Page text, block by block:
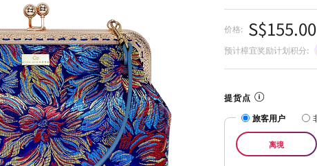
价格: S$155.00
预计樟宜奖励计划积分:
提货点
旅客用户
离境